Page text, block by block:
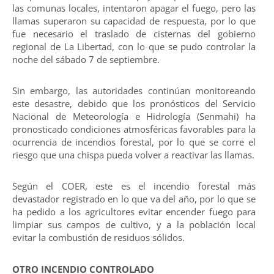
las comunas locales, intentaron apagar el fuego, pero las
llamas superaron su capacidad de respuesta, por lo que
fue necesario el traslado de cisternas del gobierno
regional de La Libertad, con lo que se pudo controlar la
noche del sábado 7 de septiembre.
Sin embargo, las autoridades continúan monitoreando
este desastre, debido que los pronósticos del Servicio
Nacional de Meteorología e Hidrología (Senmahi) ha
pronosticado condiciones atmosféricas favorables para la
ocurrencia de incendios forestal, por lo que se corre el
riesgo que una chispa pueda volver a reactivar las llamas.
Según el COER, este es el incendio forestal más
devastador registrado en lo que va del año, por lo que se
ha pedido a los agricultores evitar encender fuego para
limpiar sus campos de cultivo, y a la población local
evitar la combustión de residuos sólidos.
OTRO INCENDIO CONTROLADO